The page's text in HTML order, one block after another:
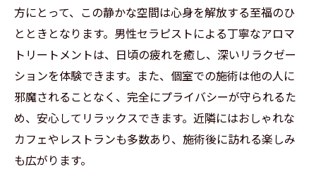
方にとって、この静かな空間は心身を解放する至福のひ
とときとなります。男性セラピストによる丁寧なアロマ
トリートメントは、日頃の疲れを癒し、深いリラクゼー
ションを体験できます。また、個室での施術は他の人に
邪魔されることなく、完全にプライバシーが守られるた
め、安心してリラックスできます。近隣にはおしゃれな
カフェやレストランも多数あり、施術後に訪れる楽しみ
も広がります。